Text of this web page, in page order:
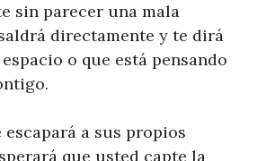
sin parecer una mala
directamente y te dirá
o que está pensando
escapará a sus propios
que usted capte la